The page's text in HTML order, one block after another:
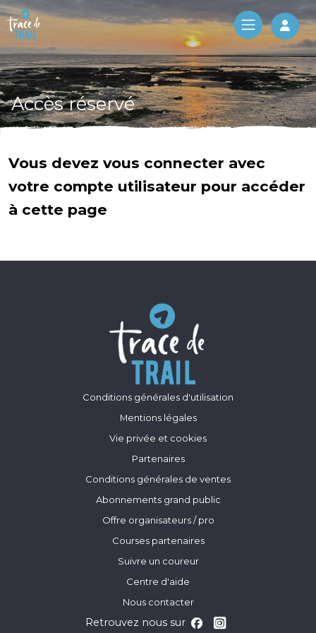
Log
Accès réservé
Vous devez vous connecter avec
votre compte utilisateur pour accéder
à cette page
Conditions générales d'utilisation
Mentions légales
Vie privée et cookies
Partenaires
Conditions générales de ventes
Abonnements grand public
Offre organisateurs / pro
Courses partenaires
Suivre un coureur
Centre d'aide
Nous contacter
Retrouvez nous sur